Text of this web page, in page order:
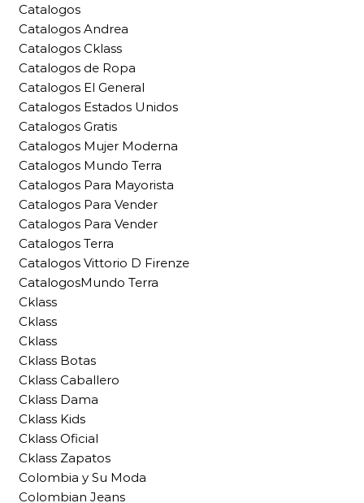
Catalogos
Catalogos Andrea
Catalogos Cklass
Catalogos de Ropa
Catalogos El General
Catalogos Estados Unidos
Catalogos Gratis
Catalogos Mujer Moderna
Catalogos Mundo Terra
Catalogos Para Mayorista
Catalogos Para Vender
Catalogos Para Vender
Catalogos Terra
Catalogos Vittorio D Firenze
CatalogosMundo Terra
Cklass
Cklass
Cklass
Cklass Botas
Cklass Caballero
Cklass Dama
Cklass Kids
Cklass Oficial
Cklass Zapatos
Colombia y Su Moda
Colombian Jeans